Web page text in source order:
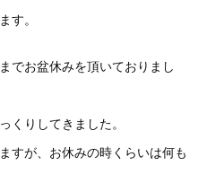
す。
でお盆休みを頂いておりまし
くりしてきました。
すが、お休みの時くらいは何も